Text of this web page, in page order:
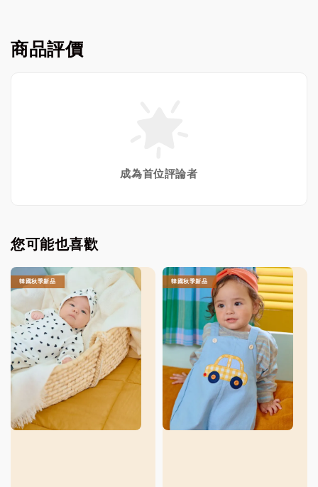
商品評價
成為首位評論者
您可能也喜歡
韓國秋季新品 韓國秋季新品